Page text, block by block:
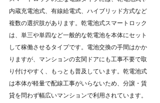
内蔵充電池式、有線給電式、ハイブリッド方式など
複数の選択肢があります。乾電池式スマートロック
は、単三や単四など一般的な乾電池を本体にセット
して稼働させるタイプです。電池交換の手間はかか
りますが、マンションの玄関ドアにも工事不要で取
り付けやすく、もっとも普及しています。乾電池式
は本体が軽量で配線工事がいらないため、分譲・賃
貸を問わず幅広いマンションで利用されています。